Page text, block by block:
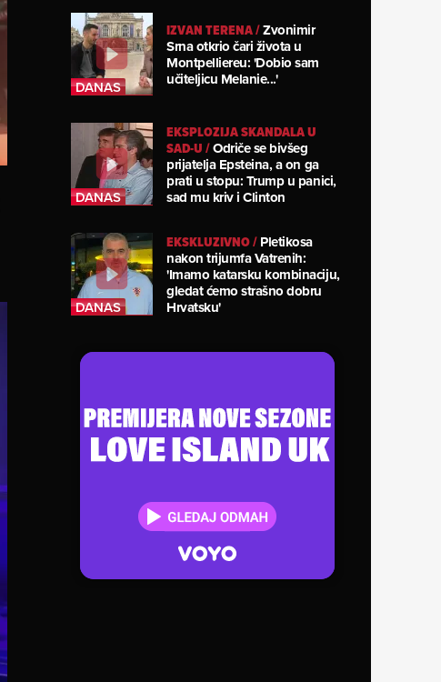
IZVAN TERENA/Zvonimir
Srna otkrio čari života u
Montpelliereu: 'Dobio sam
učiteljicu Melanie...'
EKSPLOZIJA SKANDALA U
SAD-U/Odriče se bivšeg
prijatelja Epsteina, a on ga
prati u stopu: Trump u panici,
sad mu kriv i Clinton
EKSKLUZIVNO/Pletikosa
nakon trijumfa Vatrenih:
'Imamo katarsku kombinaciju,
gledat ćemo strašno dobru
Hrvatsku'